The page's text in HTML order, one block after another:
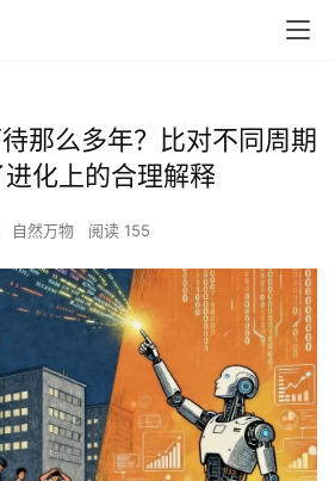
那么多年？比对不同周期
化上的合理解释
自然万物 阅读 155